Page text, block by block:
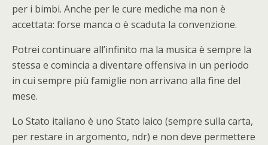
per i bimbi. Anche per le cure mediche ma non è
accettata: forse manca o è scaduta la convenzione.
Potrei continuare all’infinito ma la musica è sempre la
stessa e comincia a diventare offensiva in un periodo
in cui sempre più famiglie non arrivano alla fine del
mese.
Lo Stato italiano è uno Stato laico (sempre sulla carta,
per restare in argomento, ndr) e non deve permettere